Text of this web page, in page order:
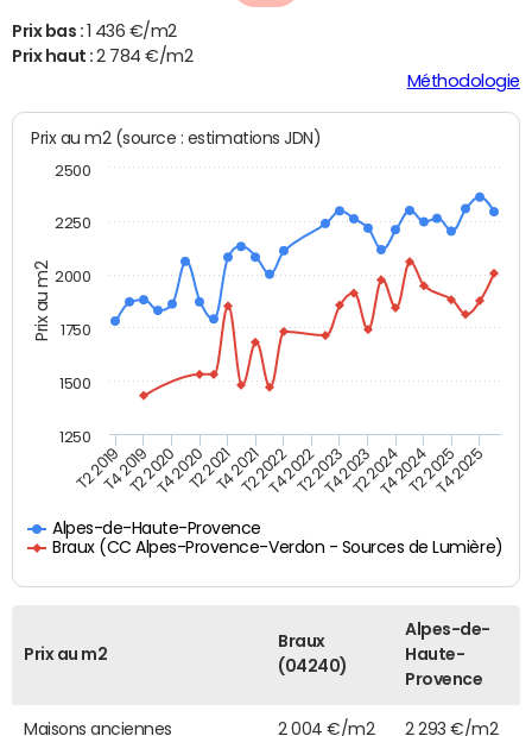
Prix bas :
1 436 €/m2
Prix haut :2 784 €/m2
Méthodologie
Prix au m2
Prix au m2 (source : estimations JDN)
Alpes-de-Haute-Provence
Braux (CC Alpes-Provence-Verdon - Sources de Lumière)
T2 2019T4 2019T2 2020T4 2020T2 2021T4 2021T2 2022T4 2022T2 2023T4 2023T2 2024T4 2024T2 2025T4 2025
1250
1500
1750
2000
2250
2500
Prix au m2
Braux
(04240)
Alpes-de-
Haute-
Provence
Maisons anciennes 2 004 €/m2 2 293 €/m2